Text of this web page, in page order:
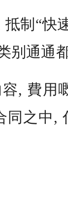
制“快
别通通
, 費用
同之中,